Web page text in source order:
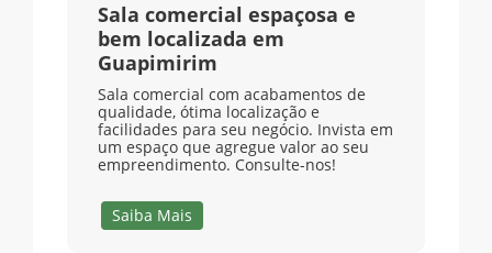
Sala comercial espaçosa e
bem localizada em
Guapimirim
Sala comercial com acabamentos de
qualidade, ótima localização e
facilidades para seu negócio. Invista em
um espaço que agregue valor ao seu
empreendimento. Consulte-nos!
Saiba Mais